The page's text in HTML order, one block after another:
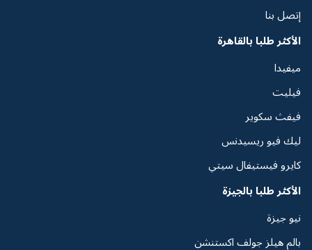
إتصل بنا
الأكثر طلبا بالقاهرة
ميفيدا
فيليت
فيفث سكوير
ليك فيو ريسيدنس
كايرو فيستيفال سيتي
الأكثر طلبا بالجيزة
نيو جيزة
بالم هيلز جولف اكستنشن